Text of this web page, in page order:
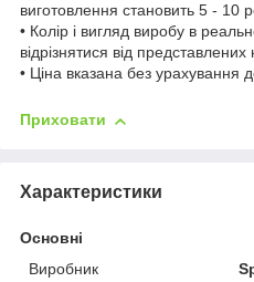
виготовлення становить 5 - 10
• Колір і вигляд виробу в
відрізнятися від
• Ціна вказана без урахування
Приховати
Характеристики
Основні
Виробник